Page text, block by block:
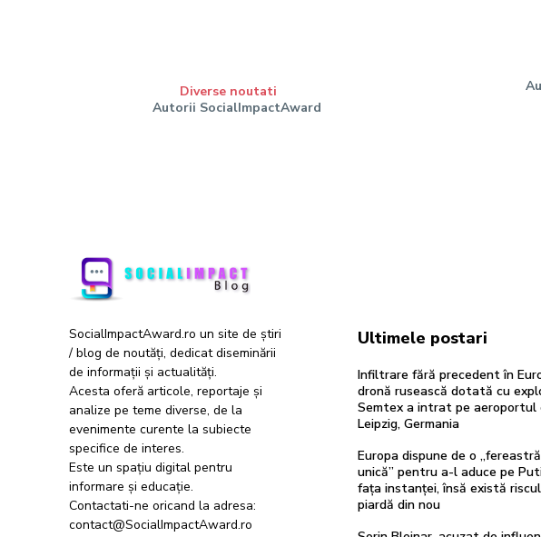
Diverse noutati
Autorii SocialImpactAward
SocialImpactAward.ro un site de știri
/ blog de noutăți, dedicat diseminării
de informații și actualități.
Acesta oferă articole, reportaje și
analize pe teme diverse, de la
evenimente curente la subiecte
specifice de interes.
Este un spațiu digital pentru
informare și educație.
Contactati-ne oricand la adresa:
contact@SocialImpactAward.ro
Ultimele postari
Infiltrare fără precedent în
dronă rusească dotată cu
Semtex a intrat pe aeroportul
Leipzig, Germania
Europa dispune de o „fereastră
unică” pentru a-l aduce pe
fața instanței, însă există
piardă din nou